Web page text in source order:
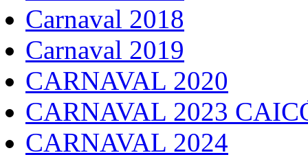
Carnaval 2018
Carnaval 2019
CARNAVAL 2020
CARNAVAL 2023
CARNAVAL 2024